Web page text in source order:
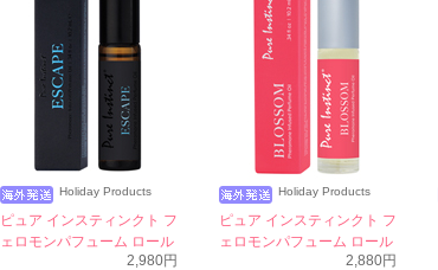
Holiday Products
ピュア インスティンクト フ
ェロモンパフューム ロール
2,980円
Holiday Products
ピュア インスティンクト フ
ェロモンパフューム ロール
2,880円